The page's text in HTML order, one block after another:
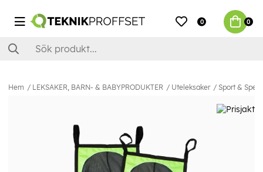
0 0
Hem LEKSAKER, BARN- & BABYPRODUKTER Uteleksaker Sport & Spel